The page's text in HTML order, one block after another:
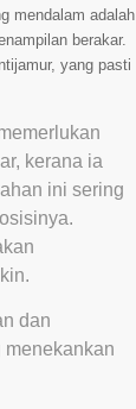
mendalam adalah
berakar.
yang pasti
kerana ia
ini sering
dan
menekankan